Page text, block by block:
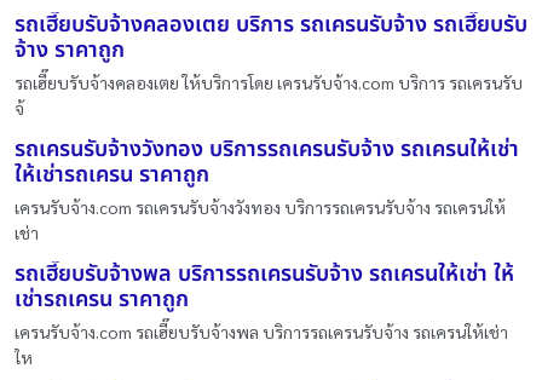
รถเฮี๊ยบรับจ้างคลองเตย บริการ รถเครนรับจ้าง รถเฮี๊ยบรับ
จ้าง ราคาถูก
รถเฮี๊ยบรับจ้างคลองเตย ให้บริการโดย เครนรับจ้าง.com บริการ รถเครนรับ
จ้
รถเครนรับจ้างวังทอง บริการรถเครนรับจ้าง รถเครนให้เช่า
ให้เช่ารถเครน ราคาถูก
เครนรับจ้าง.com รถเครนรับจ้างวังทอง บริการรถเครนรับจ้าง รถเครนให้
เช่า
รถเฮี๊ยบรับจ้างพล บริการรถเครนรับจ้าง รถเครนให้เช่า ให้
เช่ารถเครน ราคาถูก
เครนรับจ้าง.com รถเฮี๊ยบรับจ้างพล บริการรถเครนรับจ้าง รถเครนให้เช่า
ให